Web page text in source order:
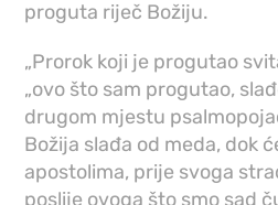
proguta riječ Božiju.
„Prorok koji je progutao
„ovo što sam progutao,
drugom mjestu
Božija slađa od meda, dok
apostolima, prije svoga
poslije ovoga što smo sad